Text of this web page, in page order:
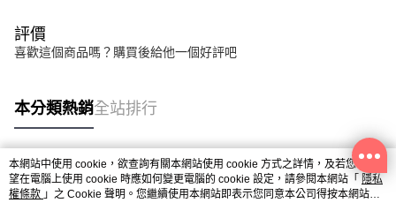
評價
喜歡這個商品嗎？購買後給他一個好評吧
本分類熱銷全站排行
熱門標籤
本網站中使用 cookie，欲查詢有關本網站使用 cookie 方式之詳情，及若您不希
望在電腦上使用 cookie 時應如何變更電腦的 cookie 設定，請參閱本網站「 隱私
權條款 」之 Cookie 聲明。您繼續使用本網站即表示您同意本公司得按本網站使